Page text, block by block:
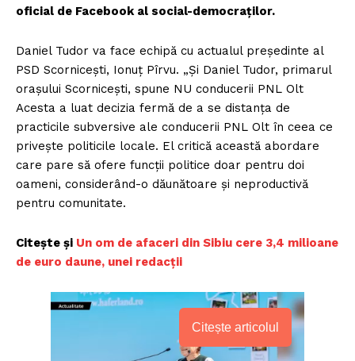
oficial de Facebook al social-democraţilor.
Daniel Tudor va face echipă cu actualul preşedinte al
PSD Scorniceşti, Ionuţ Pîrvu. „Și Daniel Tudor, primarul
orașului Scornicești, spune NU conducerii PNL Olt
Acesta a luat decizia fermă de a se distanța de
practicile subversive ale conducerii PNL Olt în ceea ce
privește politicile locale. El critică această abordare
care pare să ofere funcții politice doar pentru doi
oameni, considerând-o dăunătoare și neproductivă
pentru comunitate.
Citește și Un om de afaceri din Sibiu cere 3,4 milioane
de euro daune, unei redacții
Citește articolul